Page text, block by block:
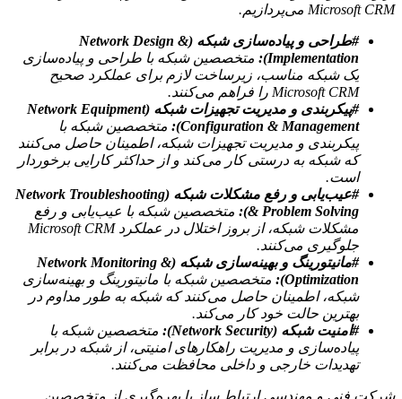
Microsoft CRM می‌پردازیم.
#طراحی و پیاده‌سازی شبکه (Network Design &
Implementation):
متخصصین شبکه با طراحی و پیاده‌سازی
یک شبکه مناسب، زیرساخت لازم برای عملکرد صحیح
Microsoft CRM را فراهم می‌کنند.
#پیکربندی و مدیریت تجهیزات شبکه (Network Equipment
Configuration & Management):
متخصصین شبکه با
پیکربندی و مدیریت تجهیزات شبکه، اطمینان حاصل می‌کنند
که شبکه به درستی کار می‌کند و از حداکثر کارایی برخوردار
است.
#عیب‌یابی و رفع مشکلات شبکه (Network Troubleshooting
& Problem Solving):
متخصصین شبکه با عیب‌یابی و رفع
مشکلات شبکه، از بروز اختلال در عملکرد Microsoft CRM
جلوگیری می‌کنند.
#مانیتورینگ و بهینه‌سازی شبکه (Network Monitoring &
Optimization):
متخصصین شبکه با مانیتورینگ و بهینه‌سازی
شبکه، اطمینان حاصل می‌کنند که شبکه به طور مداوم در
بهترین حالت خود کار می‌کند.
#امنیت شبکه (Network Security):
متخصصین شبکه با
پیاده‌سازی و مدیریت راهکارهای امنیتی، از شبکه در برابر
تهدیدات خارجی و داخلی محافظت می‌کنند.